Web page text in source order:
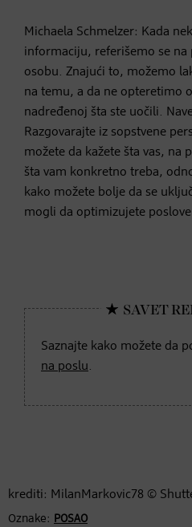
Michaela Schmelzer: Kada
informaciju, referišemo se na
osobu. Znajući to, možemo
na temu, a da ne opteretimo
nadređenoj šta ste uočili.
Razgovarajte iz sopstvene
možete da kažete šta vas, na
šta vam konkretno treba,
kako možete bolje da se
mogli da optimizujete
Saznajte kako možete da
na poslu.
krediti: MilanMarkovic78 ©
Oznake: POSAO